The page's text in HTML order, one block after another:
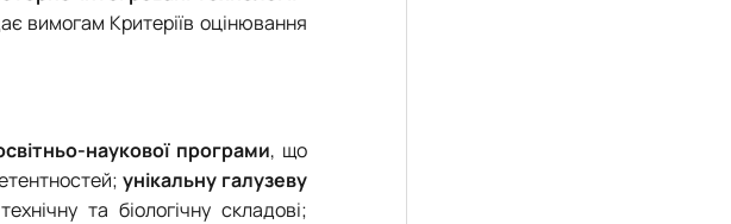
вимогам Критеріїв оцінювання
наукової програми, що
унікальну галузеву
та біологічну складові;